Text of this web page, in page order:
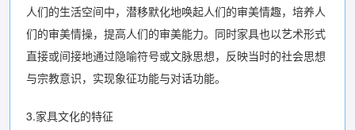
人们的生活空间中，潜移默化地唤起人们的审美情趣，培养人
们的审美情操，提高人们的审美能力。同时家具也以艺术形式
直接或间接地通过隐喻符号或文脉思想，反映当时的社会思想
与宗教意识，实现象征功能与对话功能。
3.家具文化的特征